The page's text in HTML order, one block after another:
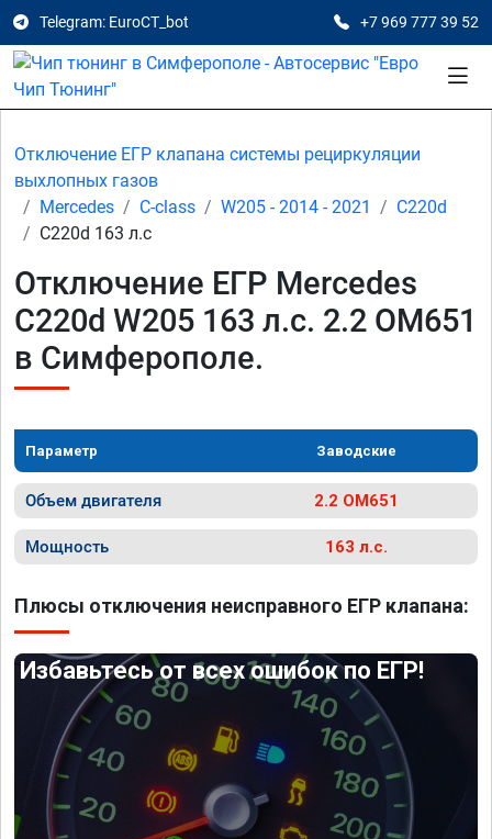
Telegram: EuroCT_bot +7 969 777 39 52
Отключение ЕГР клапана системы рециркуляции
выхлопных газов
Mercedes
C-class W205 - 2014 - 2021
C220d
C220d 163 л.с
Отключение ЕГР Mercedes
C220d W205 163 л.с. 2.2 OM651
в Симферополе.
Параметр Заводские
Объем двигателя 2.2 OM651
Мощность 163 л.с.
Плюсы отключения неисправного ЕГР клапана:
Избавьтесь от всех ошибок по ЕГР!